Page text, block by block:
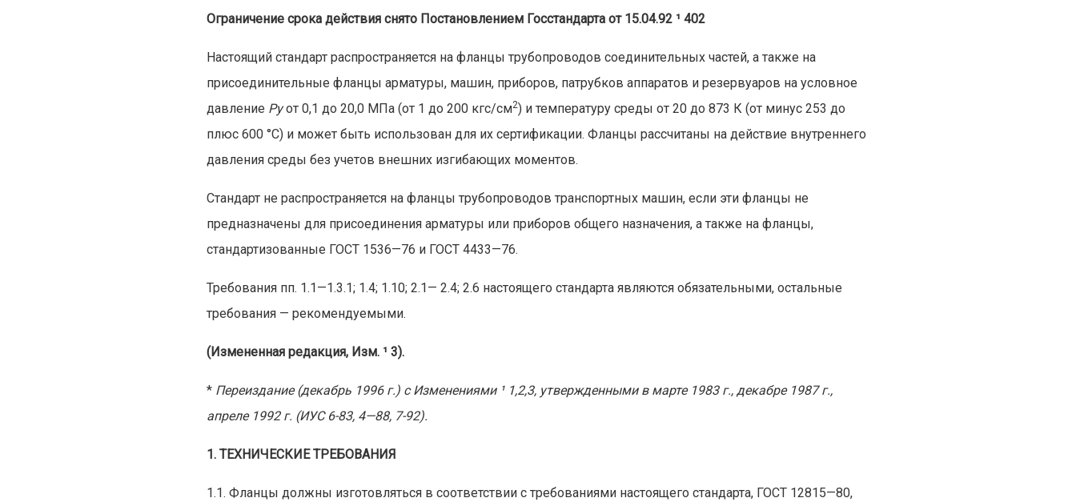
Ограничение срока действия снято Постановлением Госстандарта от 15.04.92 ¹ 402
Настоящий стандарт распространяется на фланцы трубопроводов соединительных частей, а также на
присоединительные фланцы арматуры, машин, приборов, патрубков аппаратов и резервуаров на условное
давление Рyот 0,1 до 20,0 МПа (от 1 до 200 кгс/см2) и температуру среды от 20 до 873 К (от минус 253 до
плюс 600 °С) и может быть использован для их сертификации. Фланцы рассчитаны на действие внутреннего
давления среды без учетов внешних изгибающих моментов.
Стандарт не распространяется на фланцы трубопроводов транспортных машин, если эти фланцы не
предназначены для присоединения арматуры или приборов общего назначения, а также на фланцы,
стандартизованные ГОСТ 1536—76 и ГОСТ 4433—76.
Требования пп. 1.1—1.3.1; 1.4; 1.10; 2.1— 2.4; 2.6 настоящего стандарта являются обязательными, остальные
требования — рекомендуемыми.
(Измененная редакция, Изм. ¹ 3).
* Переиздание (декабрь 1996 г.) с Изменениями ¹ 1,2,3, утвержденными в марте 1983 г., декабре 1987 г.,
апреле 1992 г. (ИУС 6-83, 4—88, 7-92).
1. ТЕХНИЧЕСКИЕ ТРЕБОВАНИЯ
1.1. Фланцы должны изготовляться в соответствии с требованиями настоящего стандарта, ГОСТ 12815—80,